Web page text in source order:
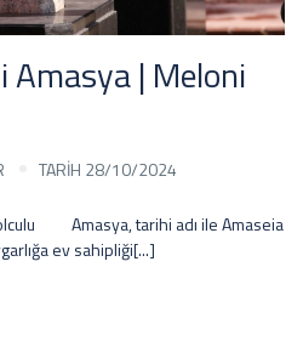
Amasya | Meloni
TARİH 28/10/2024
Amasya, tarihi adı ile Amaseia
ev sahipliği[...]